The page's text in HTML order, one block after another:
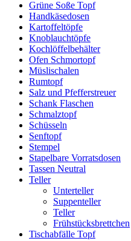
Grüne Soße Topf
Handkäsedosen
Kartoffeltöpfe
Knoblauchtöpfe
Kochlöffelbehälter
Ofen Schmortopf
Müslischalen
Rumtopf
Salz und Pfefferstreuer
Schank Flaschen
Schmalztopf
Schüsseln
Senftopf
Stempel
Stapelbare Vorratsdosen
Tassen Neutral
Teller
Unterteller
Suppenteller
Teller
Frühstücksbrettchen
Tischabfälle Topf